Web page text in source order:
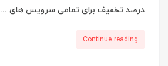
درصد تخفیف برای تمامی سرویس های ...
Continue reading